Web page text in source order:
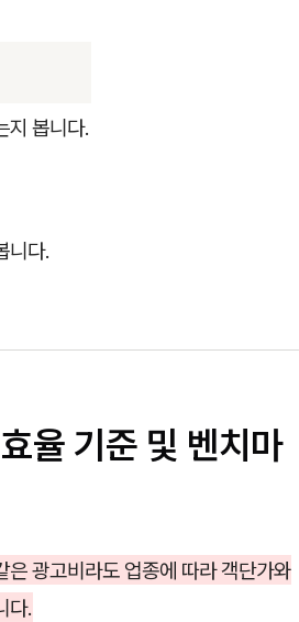
지 봅니다.
니다.
율 기준 및 벤치마
은 광고비라도 업종에 따라 객단가와
다.